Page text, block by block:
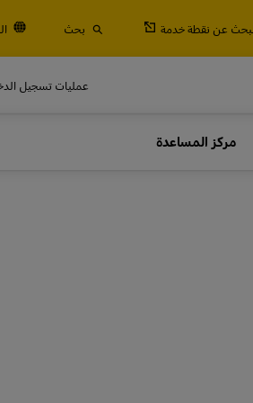
عن نقطة خدمة بحث
عمليات تسجيل
مركز المساعدة